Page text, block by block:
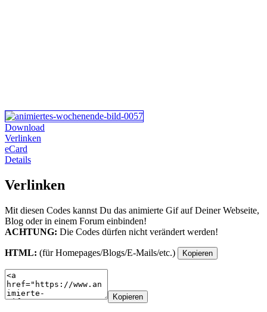
Download
Verlinken
eCard
Details
Verlinken
Mit diesen Codes kannst Du das animierte Gif auf Deiner Webseite,
Blog oder in einem Forum einbinden!
ACHTUNG: Die Codes dürfen nicht verändert werden!
HTML: (für Homepages/Blogs/E-Mails/etc.) Kopieren
Kopieren